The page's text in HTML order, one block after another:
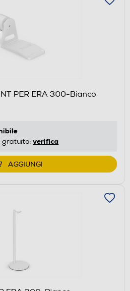
PER ERA 300-Bianco
gratuito: verifica
AGGIUNGI